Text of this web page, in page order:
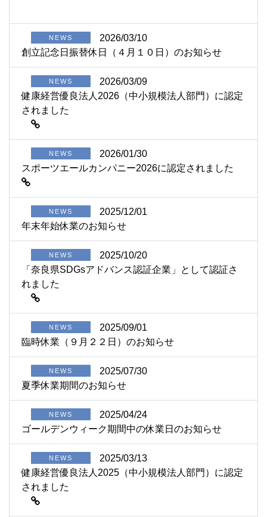
NEWS
2026/03/10
創立記念日振替休日（４月１０日）のお知らせ
NEWS
2026/03/09
健康経営優良法人2026（中小規模法人部門）に認定
されました
NEWS
2026/01/30
スポーツエールカンパニー2026に認定されました
NEWS
2025/12/01
年末年始休業のお知らせ
NEWS
2025/10/20
「奈良県SDGsアドバンス認証企業」として認証さ
れました
NEWS
2025/09/01
臨時休業（９月２２日）のお知らせ
NEWS
2025/07/30
夏季休業期間のお知らせ
NEWS
2025/04/24
ゴールデンウィーク期間中の休業日のお知らせ
NEWS
2025/03/13
健康経営優良法人2025（中小規模法人部門）に認定
されました